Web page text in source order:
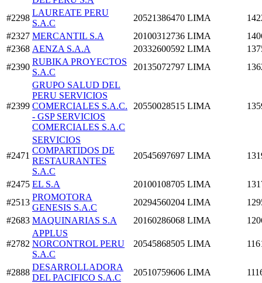
#2298
LAUREATE PERU
S.A.C
20521386470 LIMA
#2327 MERCANTIL S.A 20100312736 LIMA
#2368 AENZA S.A.A 20332600592 LIMA
#2390
RUBIKA PROYECTOS
S.A.C
20135072797 LIMA
#2399
GRUPO SALUD DEL
PERU SERVICIOS
COMERCIALES S.A.C.
- GSP SERVICIOS
COMERCIALES S.A.C
20550028515 LIMA
#2471
SERVICIOS
COMPARTIDOS DE
RESTAURANTES
S.A.C
20545697697 LIMA
#2475 EL S.A 20100108705 LIMA
#2513
PROMOTORA
GENESIS S.A.C
20294560204 LIMA
#2683 MAQUINARIAS S.A 20160286068 LIMA
#2782
APPLUS
NORCONTROL PERU
S.A.C
20545868505 LIMA
#2888
DESARROLLADORA
DEL PACIFICO S.A.C
20510759606 LIMA